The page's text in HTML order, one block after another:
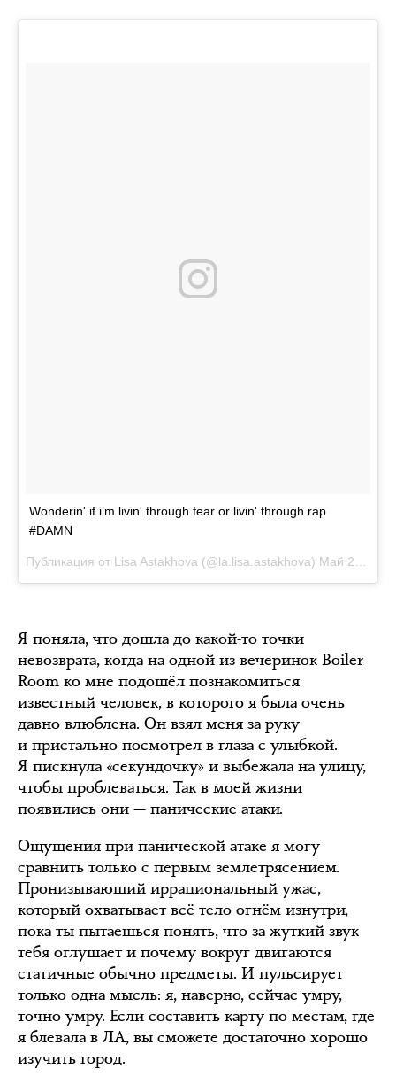
Wonderin' if i’m livin' through fear or livin' through rap
#DAMN
Публикация от Lisa Astakhova (@la.lisa.astakhova) Май 20 2017 в 8:05 PDT
Я поняла, что дошла до какой-то точки
невозврата, когда на одной из вечеринок Boiler
Room ко мне подошёл познакомиться
известный человек, в которого я была очень
давно влюблена. Он взял меня за руку
и пристально посмотрел в глаза с улыбкой.
Я пискнула «секундочку» и выбежала на улицу,
чтобы проблеваться. Так в моей жизни
появились они — панические атаки.
Ощущения при панической атаке я могу
сравнить только с первым землетрясением.
Пронизывающий иррациональный ужас,
который охватывает всё тело огнём изнутри,
пока ты пытаешься понять, что за жуткий звук
тебя оглушает и почему вокруг двигаются
статичные обычно предметы. И пульсирует
только одна мысль: я, наверно, сейчас умру,
точно умру. Если составить карту по местам, где
я блевала в ЛА, вы сможете достаточно хорошо
изучить город.